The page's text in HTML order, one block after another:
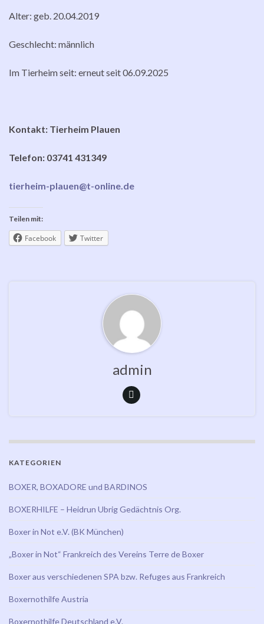
Alter: geb. 20.04.2019
Geschlecht: männlich
Im Tierheim seit: erneut seit 06.09.2025
Kontakt: Tierheim Plauen
Telefon: 03741 431349
tierheim-plauen@t-online.de
Teilen mit:
Facebook Twitter
admin
KATEGORIEN
BOXER, BOXADORE und BARDINOS
BOXERHILFE – Heidrun Ubrig Gedächtnis Org.
Boxer in Not e.V. (BK München)
„Boxer in Not“ Frankreich des Vereins Terre de Boxer
Boxer aus verschiedenen SPA bzw. Refuges aus Frankreich
Boxernothilfe Austria
Boxernothilfe Deutschland e.V.